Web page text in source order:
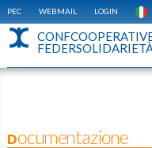
PEC WEBMAIL LOGIN
Documentazione